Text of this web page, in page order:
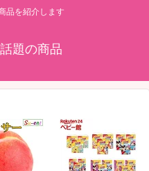
品を紹介します
題の商品